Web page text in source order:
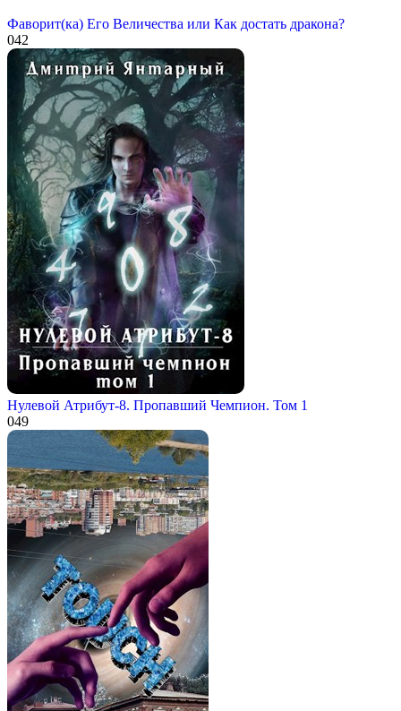
Фаворит(ка) Его Величества или Как достать дракона?
042
Нулевой Атрибут-8. Пропавший Чемпион. Том 1
049